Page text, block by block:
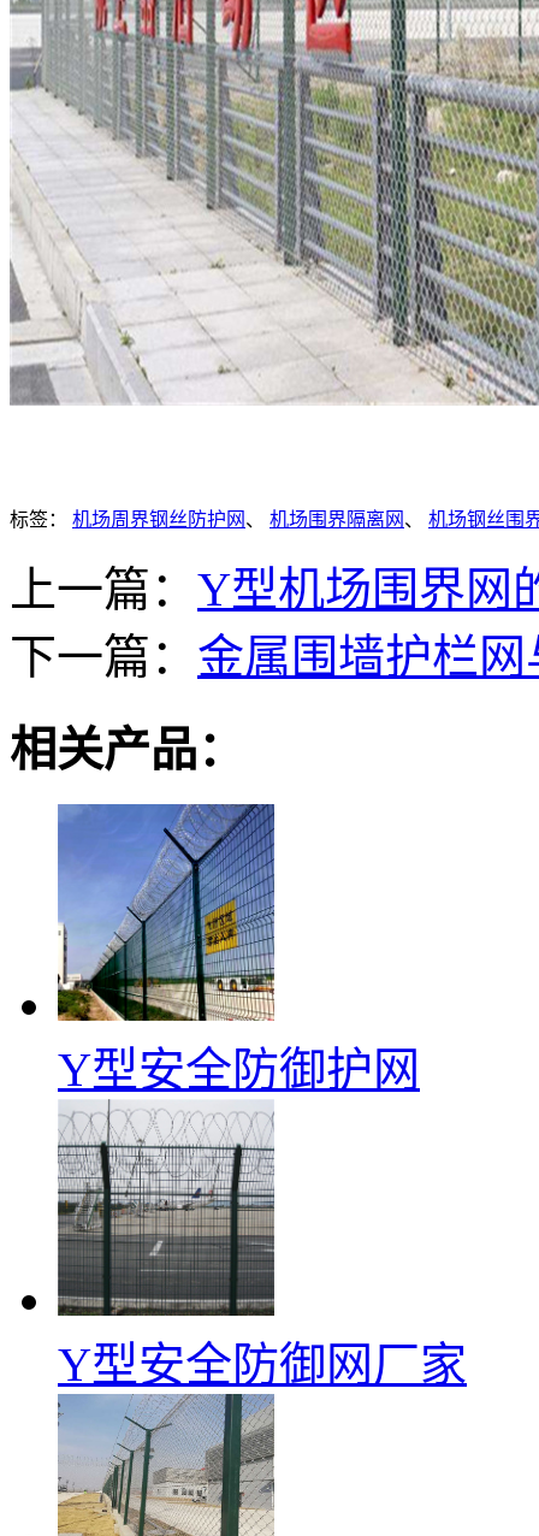
标签： 机场周界钢丝防护网 、 机场围界隔离网 、 机场钢丝围
上一篇： Y型机场围界网
下一篇： 金属围墙护栏
相关产品：
Y型安全防御护网
Y型安全防御网厂家